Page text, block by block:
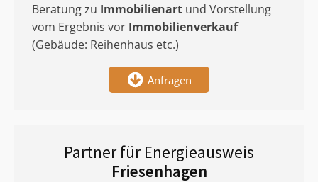
Beratung zu Immobilienart und Vorstellung
vom Ergebnis vor Immobilienverkauf
(Gebäude: Reihenhaus etc.)
Anfragen
Partner für Energieausweis
Friesenhagen